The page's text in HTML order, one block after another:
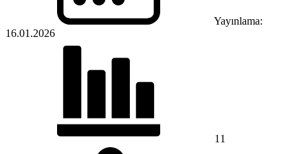
Yayınlama:
16.01.2026
11